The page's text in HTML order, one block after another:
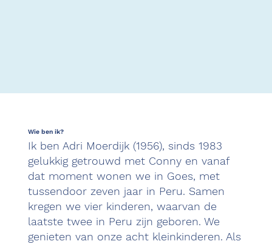
Wie ben ik?
Ik ben Adri Moerdijk (1956), sinds 1983
gelukkig getrouwd met Conny en vanaf
dat moment wonen we in Goes, met
tussendoor zeven jaar in Peru. Samen
kregen we vier kinderen, waarvan de
laatste twee in Peru zijn geboren. We
genieten van onze acht kleinkinderen. Als